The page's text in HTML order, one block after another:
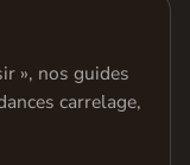
», nos guides
carrelage,